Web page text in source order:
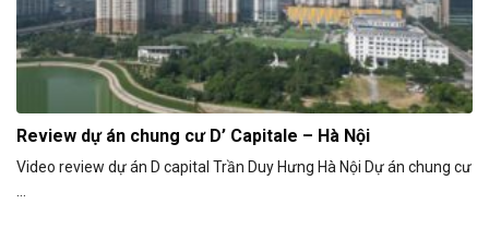
Review dự án chung cư D’ Capitale – Hà Nội
Video review dự án D capital Trần Duy Hưng Hà Nội Dự án chung cư
...